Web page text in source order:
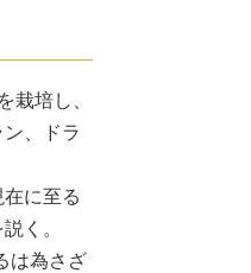
培し、
、ドラ
に至る
く。
は為さざ